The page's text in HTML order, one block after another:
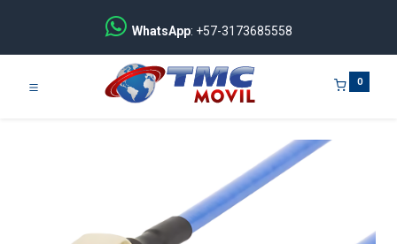
WhatsApp: +57-3173685558
0